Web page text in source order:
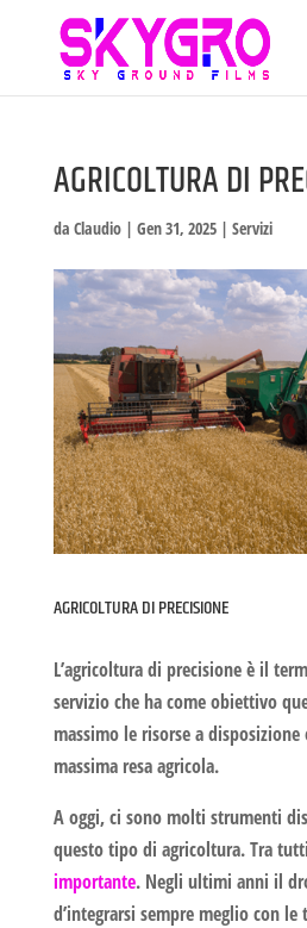
AGRICOLTURA DI
da Claudio| Gen 31, 2025| Servizi
AGRICOLTURA DI PRECISIONE
L’agricoltura di precisioneè il
servizio che ha come obiettivo
massimo le risorse a
massima resa agricola.
A oggi, ci sono molti strumenti
questo tipo di agricoltura. Tra
importante. Negli ultimi anni il
d’integrarsi sempre meglio con le